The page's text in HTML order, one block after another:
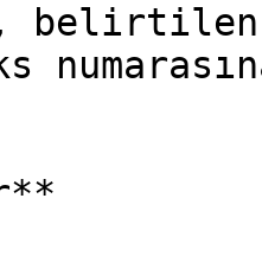
belirtilen